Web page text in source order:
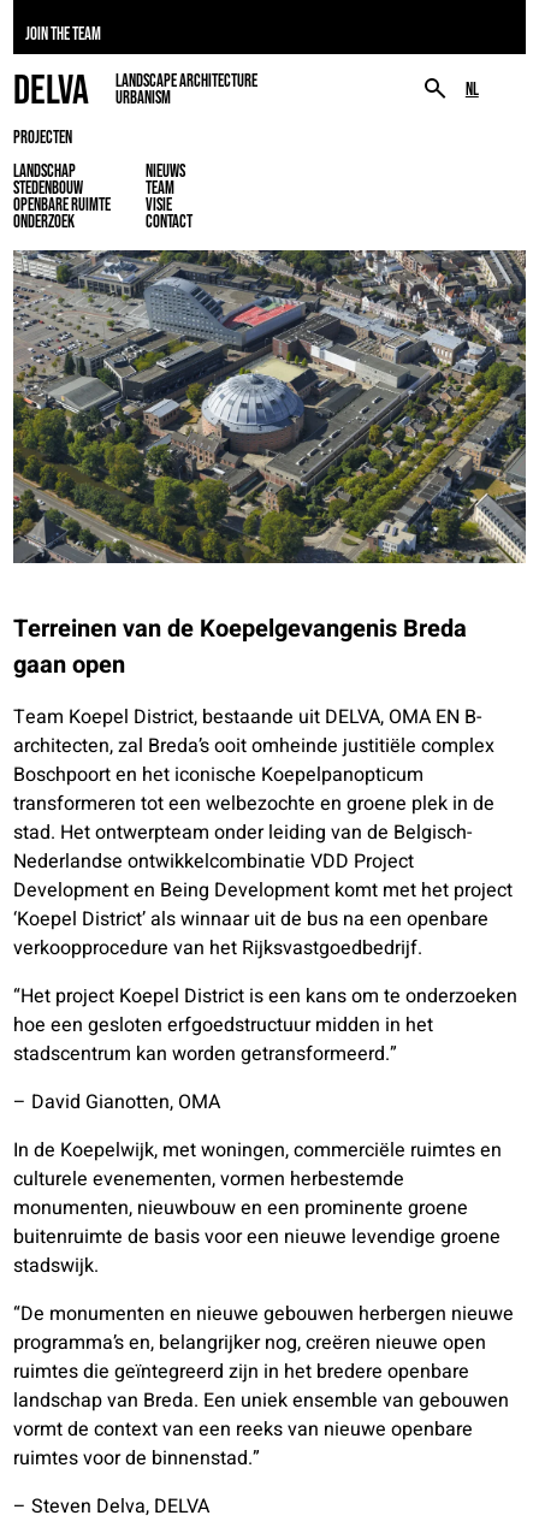
JOIN THE TEAM
NL
DELVA
LANDSCAPE ARCHITECTURE
URBANISM
PROJECTEN
LANDSCHAP
STEDENBOUW
OPENBARE RUIMTE
ONDERZOEK
NIEUWS
TEAM
VISIE
CONTACT
Terreinen van de Koepelgevangenis Breda
gaan open
Team Koepel District, bestaande uit DELVA, OMA EN B-
architecten, zal Breda’s ooit omheinde justitiële complex
Boschpoort en het iconische Koepelpanopticum
transformeren tot een welbezochte en groene plek in de
stad. Het ontwerpteam onder leiding van de Belgisch-
Nederlandse ontwikkelcombinatie VDD Project
Development en Being Development komt met het project
‘Koepel District’ als winnaar uit de bus na een openbare
verkoopprocedure van het Rijksvastgoedbedrijf.
“Het project Koepel District is een kans om te onderzoeken
hoe een gesloten erfgoedstructuur midden in het
stadscentrum kan worden getransformeerd.”
– David Gianotten, OMA
In de Koepelwijk, met woningen, commerciële ruimtes en
culturele evenementen, vormen herbestemde
monumenten, nieuwbouw en een prominente groene
buitenruimte de basis voor een nieuwe levendige groene
stadswijk.
“De monumenten en nieuwe gebouwen herbergen nieuwe
programma’s en, belangrijker nog, creëren nieuwe open
ruimtes die geïntegreerd zijn in het bredere openbare
landschap van Breda. Een uniek ensemble van gebouwen
vormt de context van een reeks van nieuwe openbare
ruimtes voor de binnenstad.”
– Steven Delva, DELVA